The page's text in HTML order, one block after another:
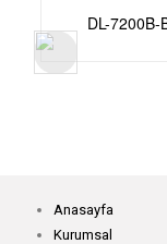
DL-7200B-
Anasayfa
Kurumsal